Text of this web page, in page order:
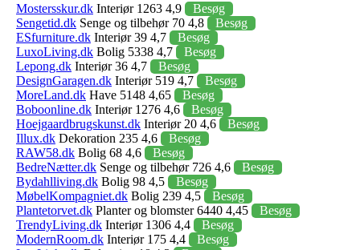
Mostersskur.dk Interiør 1263 4,9
Besøg
Sengetid.dk Senge og tilbehør 70 4,8
Besøg
ESfurniture.dk Interiør 39 4,7
Besøg
LuxoLiving.dk Bolig 5338 4,7
Besøg
Lepong.dk Interiør 36 4,7
Besøg
DesignGaragen.dk Interiør 519 4,7
Besøg
MoreLand.dk Have 5148 4,65
Besøg
Boboonline.dk Interiør 1276 4,6
Besøg
Hoejgaardbrugskunst.dk Interiør 20 4,6
Besøg
Illux.dk Dekoration 235 4,6
Besøg
RAW58.dk Bolig 68 4,6
Besøg
BedreNætter.dk Senge og tilbehør 726 4,6
Besøg
Bydahlliving.dk Bolig 98 4,5
Besøg
MøbelKompagniet.dk Bolig 239 4,5
Besøg
Plantetorvet.dk Planter og blomster 6440 4,45
Besøg
TrendyLiving.dk Interiør 1306 4,4
Besøg
ModernRoom.dk Interiør 175 4,4
Besøg